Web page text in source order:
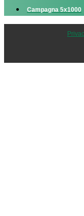
Campagna 5x1000